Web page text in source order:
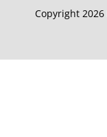
Copyright 2026